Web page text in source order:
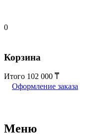
0
Корзина
Итого 102 000
Оформление заказа
Меню